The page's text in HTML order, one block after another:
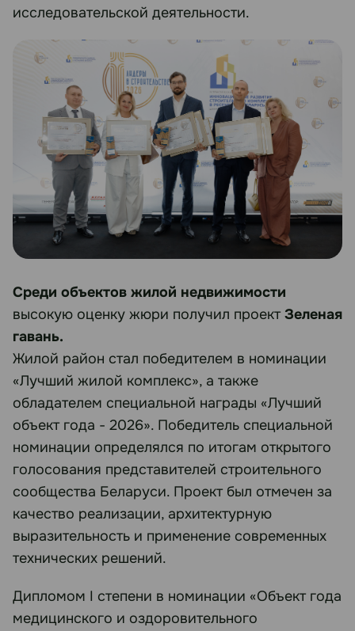
исследовательской деятельности.
Среди объектов жилой недвижимости
высокую оценку жюри получил проектЗеленая
гавань.
Жилой район стал победителем в номинации
«Лучший жилой комплекс», а также
обладателем специальной награды «Лучший
объект года - 2026». Победитель специальной
номинации определялся по итогам открытого
голосования представителей строительного
сообщества Беларуси. Проект был отмечен за
качество реализации, архитектурную
выразительность и применение современных
технических решений.
Дипломом I степени в номинации «Объект года
медицинского и оздоровительного